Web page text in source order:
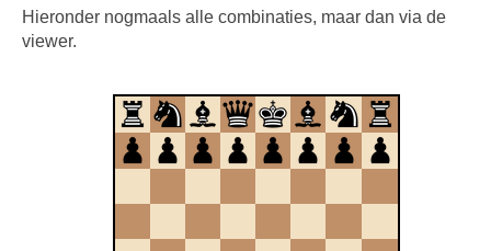
Hieronder nogmaals alle combinaties, maar dan via de
viewer.